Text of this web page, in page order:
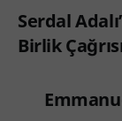
Serdal
Birlik